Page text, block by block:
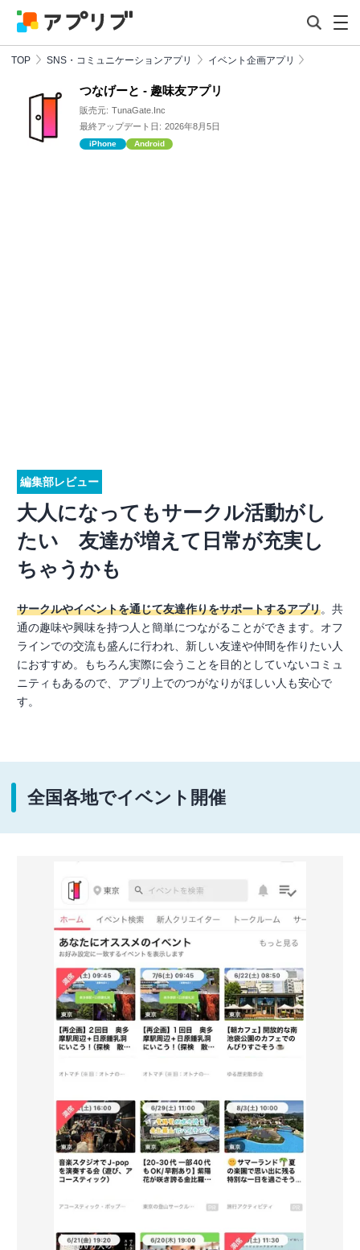
TOP SNS・コミュニケーションアプリ イベント企画アプリ
つなげーと - 趣味友アプリ
販売元: TunaGate.Inc
最終アップデート日: 2026年8月5日
iPhone Android
編集部レビュー
大人になってもサークル活動がし
たい 友達が増えて日常が充実し
ちゃうかも
サークルやイベントを通じて友達作りをサポートするアプリ。共
通の趣味や興味を持つ人と簡単につながることができます。オフ
ラインでの交流も盛んに行われ、新しい友達や仲間を作りたい人
におすすめ。もちろん実際に会うことを目的としていないコミュ
ニティもあるので、アプリ上でのつがなりがほしい人も安心で
す。
全国各地でイベント開催